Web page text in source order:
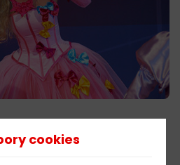
805 271
cookies